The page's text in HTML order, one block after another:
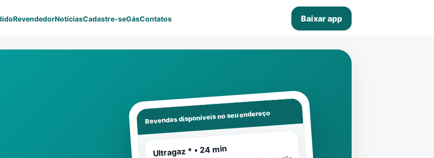
RevendedorNotíciasCadastre-seGásContatos Baixar app
Revendas disponíveis no seu endereço
Ultragaz * • 24 min